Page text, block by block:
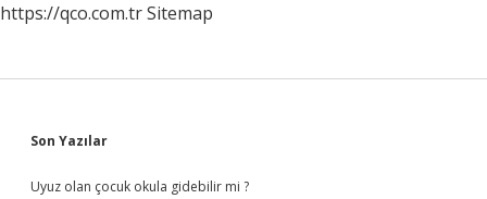
https://qco.com.trSitemap
Sidebar
Son Yazılar
Uyuz olan çocuk okula gidebilir mi ?